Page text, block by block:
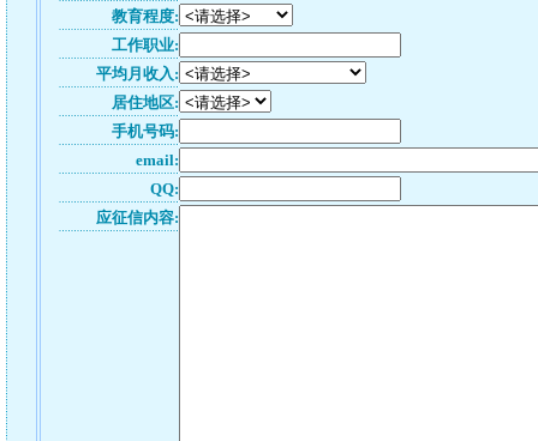
教育程度:
工作职业:
平均月收入:
居住地区:
手机号码:
email:
QQ:
应征信内容: